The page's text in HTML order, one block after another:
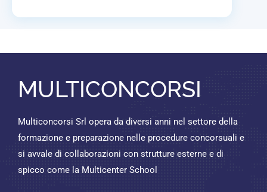
MULTICONCORSI
Multiconcorsi Srl opera da diversi anni nel settore della
formazione e preparazione nelle procedure concorsuali e
si avvale di collaborazioni con strutture esterne e di
spicco come la Multicenter School